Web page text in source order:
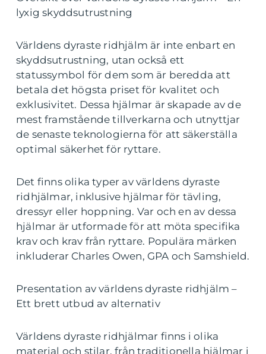
lyxig skyddsutrustning
Världens dyraste ridhjälm är inte enbart en
skyddsutrustning, utan också ett
statussymbol för dem som är beredda att
betala det högsta priset för kvalitet och
exklusivitet. Dessa hjälmar är skapade av de
mest framstående tillverkarna och utnyttjar
de senaste teknologierna för att säkerställa
optimal säkerhet för ryttare.
Det finns olika typer av världens dyraste
ridhjälmar, inklusive hjälmar för tävling,
dressyr eller hoppning. Var och en av dessa
hjälmar är utformade för att möta specifika
krav och krav från ryttare. Populära märken
inkluderar Charles Owen, GPA och Samshield.
Presentation av världens dyraste ridhjälm –
Ett brett utbud av alternativ
Världens dyraste ridhjälmar finns i olika
material och stilar, från traditionella hjälmar i